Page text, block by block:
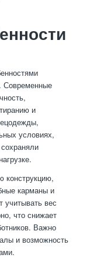
Современные
и
условиях,
конструкцию,
карманы и
учитывать вес
что снижает
Важно
и возможность